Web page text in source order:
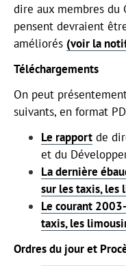
dire aux membres du
pensent devraient
améliorés (voir la
Téléchargements
On peut
suivants, en format
Le rapport de
et du
La dernière
sur les taxis, les
Le courant
taxis, les
Ordres du jour et